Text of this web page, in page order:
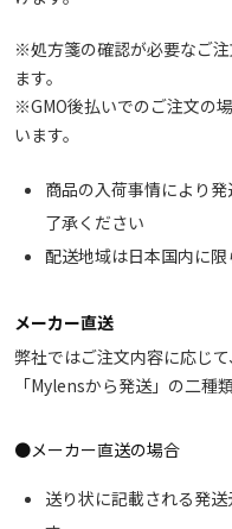
※処方箋の確認が必要なご
ます。
※GMO後払いでのご注文の
います。
商品の入荷事情により
了承ください
配送地域は日本国内に限
メーカー直送
弊社ではご注文内容に応じ
「Mylensから発送」の二種
●メーカー直送の場合
送り状に記載される発